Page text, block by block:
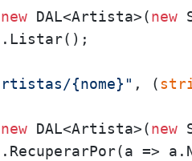
new DAL<Artista>(new
{nome}" , (
new DAL<Artista>(new
=>